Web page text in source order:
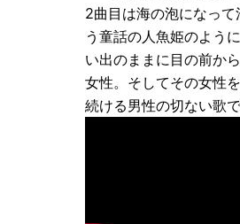
2曲目は海の泡になって
う童話の人魚姫のよう
い出のままに目の前か
女性。そしてその女性
続ける男性の切ない歌で